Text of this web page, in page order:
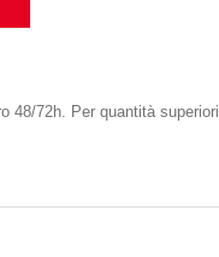
48/72h. Per quantità superiori